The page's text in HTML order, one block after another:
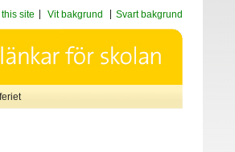
site Vit bakgrund Svart bakgrund